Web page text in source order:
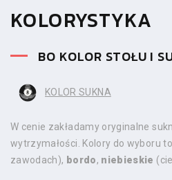
KOLORYSTYKA
BO KOLOR STOŁU I
KOLOR SUKNA
W cenie zakładamy oryginalne
wytrzymałości. Kolory do wyboru to
zawodach), bordo, niebieskie